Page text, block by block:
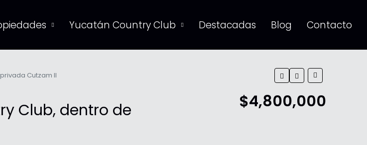
Yucatán Country Club Destacadas Blog Contacto
Cutzam II
Club, dentro de
$4,800,000